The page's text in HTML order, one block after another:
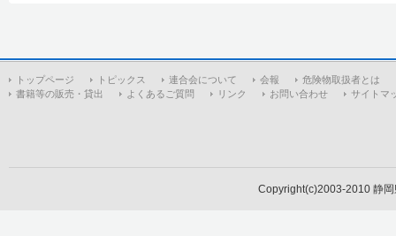
トップページ トピックス 連合会について 会報
危険物取扱者とは
書籍等の販売・貸出
よくあるご質問 リンク お問い合わせ サイトマ
Copyright(c)2003-2010 静